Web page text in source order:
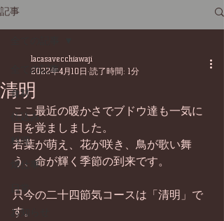
記事
全ての記事
食材
仕込み
料理
畑仕事
日常
お知らせ
清明
lacasavecchiawaji
2022年4月10日 読了時間: 1分
ここ最近の暖かさでブドウ達も一気に
目を覚ましました。
若葉が萌え、花が咲き、鳥が歌い舞
う、命が輝く季節の到来です。
只今の二十四節気コースは「清明」で
す。